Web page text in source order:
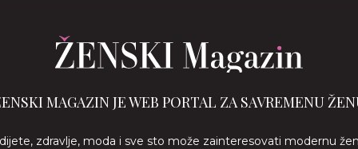
MAGAZIN JE WEB PORTAL ZA SAVREMENU
zdravlje, moda i sve sto može zainteresovati modernu